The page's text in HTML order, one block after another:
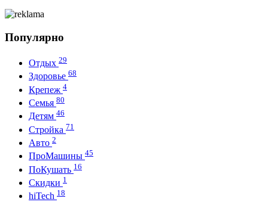
Популярно
Отдых 29
Здоровье 68
Крепеж 4
Семья 80
Детям 46
Стройка 71
Авто 2
ПроМашины 45
ПоКушать 16
Скидки 1
hiTech 18